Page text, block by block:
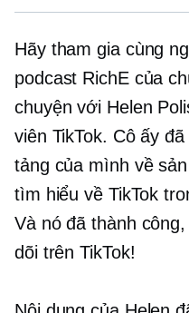
Hãy tham gia cùng
podcast RichE của
chuyện với Helen
viên TikTok. Cô ấy
tảng của mình về
tìm hiểu về TikTok
Và nó đã thành
dõi trên TikTok!